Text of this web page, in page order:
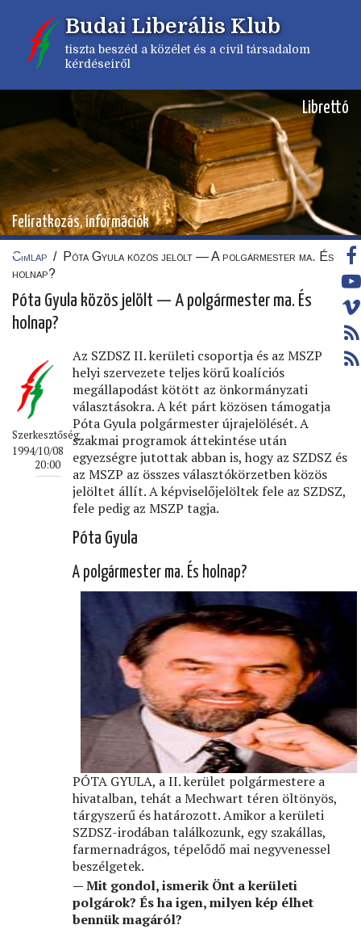
tartalomra
Budai Liberális Klub
tiszta beszéd a közélet és a civil társadalom
kérdéseiről
Librettó
Feliratkozás, információk
Címlap /
Póta Gyula közös jelölt — A polgármester ma. És
holnap?
Póta Gyula közös jelölt — A polgármester ma. És
holnap?
Szerkesztőség
1994/10/08
20:00
Az SZDSZ II. kerületi csoportja és az MSZP
helyi szervezete teljes körű koalíciós
megállapodást kötött az önkormányzati
választásokra. A két párt közösen támogatja
Póta Gyula polgármester újrajelölését. A
szakmai programok áttekintése után
egyezségre jutottak abban is, hogy az SZDSZ és
az MSZP az összes választókörzetben közös
jelöltet állít. A képviselőjelöltek fele az SZDSZ,
fele pedig az MSZP tagja.
Póta Gyula
A polgármester ma. És holnap?
PÓTA GYULA, a II. kerület polgármestere a
hivatalban, tehát a Mechwart téren öltönyös,
tárgyszerű és határozott. Amikor a kerületi
SZDSZ-irodában találkozunk, egy szakállas,
farmernadrágos, tépelődő mai negyvenessel
beszélgetek.
— Mit gondol, ismerik Önt a kerületi
polgárok? És ha igen, milyen kép élhet
bennük magáról?